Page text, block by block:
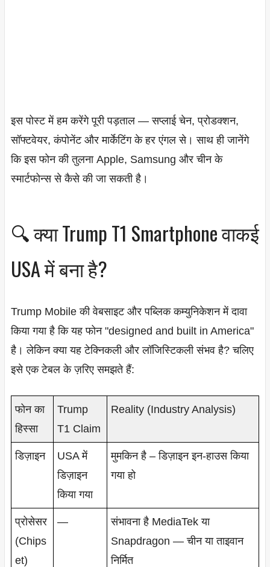
इस पोस्ट में हम करेंगे पूरी पड़ताल — सप्लाई चेन, प्रोडक्शन,
सॉफ्टवेयर, कंपोनेंट और मार्केटिंग के हर एंगल से। साथ ही जानेंगे
कि इस फोन की तुलना Apple, Samsung और चीन के
स्मार्टफोन्स से कैसे की जा सकती है।
🔍 क्या Trump T1 Smartphone वाकई
USA में बना है?
Trump Mobile की वेबसाइट और पब्लिक कम्युनिकेशन में दावा
किया गया है कि यह फोन "designed and built in America"
है। लेकिन क्या यह टेक्निकली और लॉजिस्टिकली संभव है? चलिए
इसे एक टेबल के ज़रिए समझते हैं:
फोन का
हिस्सा
Trump
T1 Claim
Reality (Industry Analysis)
डिज़ाइन
USA में
डिज़ाइन
किया गया
मुमकिन है – डिज़ाइन इन-हाउस किया
गया हो
प्रोसेसर
(Chips
et)
—
संभावना है MediaTek या
Snapdragon — चीन या ताइवान
निर्मित